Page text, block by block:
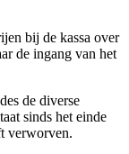
bij de kassa over
de ingang van het
de diverse
sinds het einde
verworven.